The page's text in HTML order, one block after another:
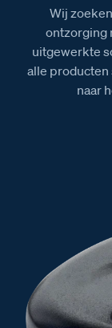
Wij
ontzorging
uitgewerkte
alle producten
naar